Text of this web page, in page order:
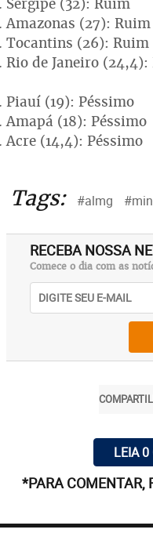
Amazonas (27): Ruim
Tocantins (26): Ruim
Rio de Janeiro
Piauí (19): Péssimo
Amapá (18): Péssimo
Acre (14,4): Péssimo
Tags: #almg
RECEBA NOSSA
Comece o dia com as
LEIA 0
*PARA COMENTAR,